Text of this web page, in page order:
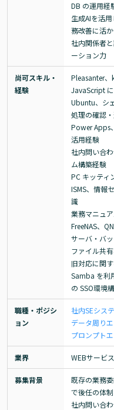
DB の運用経
生成AIを活
務改善に活
社内関係者
ーション力
尚可スキル・
経験
Pleasanter
JavaScript
Ubuntu、シ
処理の確認
Power Apps
活用経験
社内問い合
ム構築経験
PC キッティ
ISMS、情報
識
業務マニュ
FreeNAS、
サーバ・バ
ファイル共
旧対応に関
Samba を利
の SSO環境
職種・ポジシ
ョン
社内SEシス
データ周り
プロンプト
業界 WEBサービス
募集背景
既存の業務
で後任の体
社内問い合